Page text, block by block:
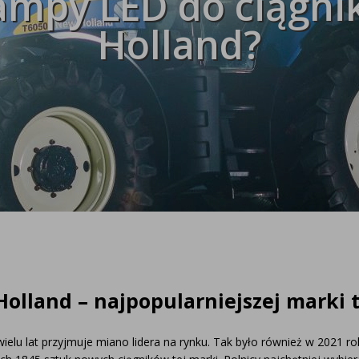
i
Wybierz
WYBRÓBUJ
Holland?
– najpopularniejszej marki
lat przyjmuje miano lidera na rynku. Tak było również w 2021